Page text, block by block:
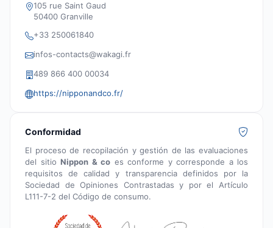
105 rue Saint Gaud
50400 Granville
+33 250061840
infos-contacts@wakagi.fr
489 866 400 00034
https://nipponandco.fr/
Conformidad
El proceso de recopilación y gestión de las evaluaciones
del sitio Nippon & co es conforme y corresponde a los
requisitos de calidad y transparencia definidos por la
Sociedad de Opiniones Contrastadas y por el Artículo
L111-7-2 del Código de consumo.